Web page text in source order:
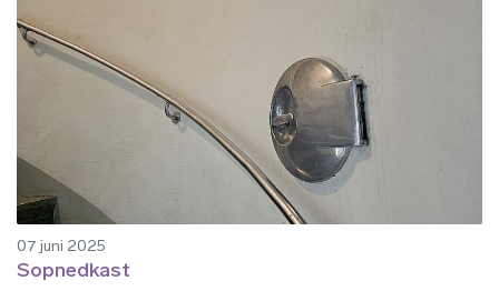
07 juni 2025
Sopnedkast